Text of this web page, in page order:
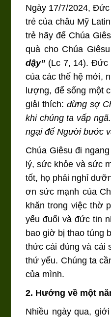
Ngày 17/7/2024,
trẻ của châu Mỹ
trẻ hãy để Chúa
quà cho Chúa
dậy” (Lc 7, 14). Đức
của các thế hệ mới,
lượng, để sống một
giải thích: đừng sợ
khi chúng ta vấp
ngại để Người bước
Chúa Giêsu đi
lý, sức khỏe và sức
tốt, họ phải nghỉ
ơn sức mạnh của
khăn trong việc thờ
yếu đuối và đức tin
bao giờ bị thao túng
thức cái đúng và cái
thứ yếu. Chúng ta
của mình.
2. Hướng về một
Nhiều ngày qua,